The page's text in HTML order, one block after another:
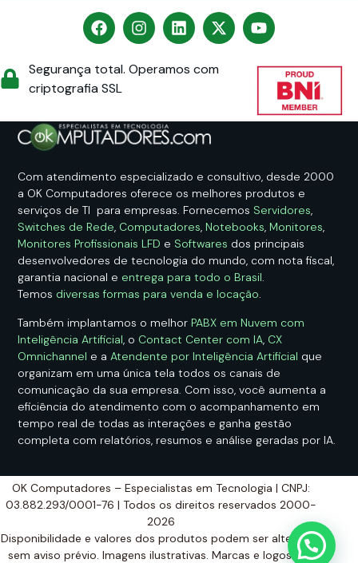
Segurança total. Operamos com
criptografia SSL
Com atendimento especializado e consultivo, desde 2000
a OK Computadores oferece os melhores produtos e
serviços de TI para empresas. Fornecemos Servidores,
Switches de Rede, Computadores, Notebooks, Monitores,
Monitores Profissionais LFD e Softwares dos principais
desenvolvedores de tecnologia do mundo, com nota fiscal,
garantia nacional e entrega para todo o Brasil.
Temos diversas formas para venda e locação.
Também implantamos o melhor PABX em Nuvem com
Inteligência Artificial, o Contact Center com IA, CX
Omnichannel e aAtendente por Inteligência Artificial que
organizam em uma única tela todos os canais de
comunicação da sua empresa. Com isso, você aumenta a
eficiência do atendimento com o acompanhamento em
tempo real de todas as interações e ganha gestão
completa com relatórios, resumos e análise geradas por IA.
OK Computadores – Especialistas em Tecnologia | CNPJ:
03.882.293/0001-76 | Todos os direitos reservados 2000-
2026
Disponibilidade e valores dos produtos podem ser alterados
sem aviso prévio. Imagens ilustrativas. Marcas e logos são